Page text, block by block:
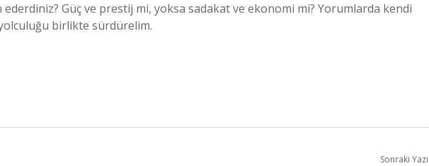
Güç ve prestij mi, yoksa sadakat ve ekonomi mi? Yorumlarda kendi
birlikte sürdürelim.
Sonraki Yazı